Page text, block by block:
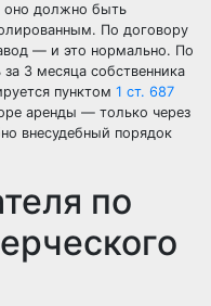
оно должно быть
По договору
— и это нормально. По
3 месяца собственника
пунктом 1 ст. 687
аренды — только через
внесудебный порядок
по